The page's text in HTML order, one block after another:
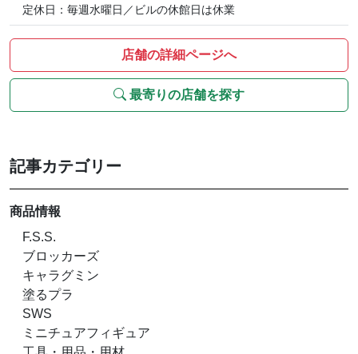
定休日：毎週水曜日／ビルの休館日は休業
店舗の詳細ページへ
最寄りの店舗を探す
記事カテゴリー
商品情報
F.S.S.
ブロッカーズ
キャラグミン
塗るプラ
SWS
ミニチュアフィギュア